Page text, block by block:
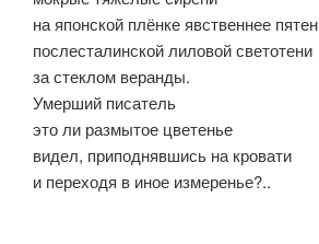
на японской плёнке явственнее пятен
послесталинской лиловой светотени
за стеклом веранды.
Умерший писатель
это ли размытое цветенье
видел, приподнявшись на кровати
и переходя в иное измеренье?..